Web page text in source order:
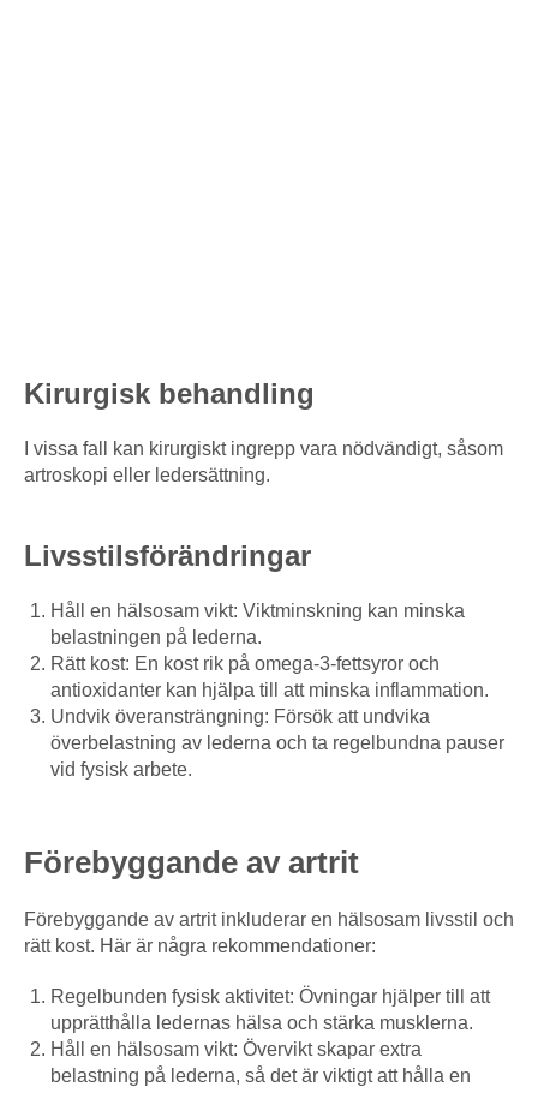
Kirurgisk behandling
I vissa fall kan kirurgiskt ingrepp vara nödvändigt, såsom
artroskopi eller ledersättning.
Livsstilsförändringar
Håll en hälsosam vikt: Viktminskning kan minska
belastningen på lederna.
Rätt kost: En kost rik på omega-3-fettsyror och
antioxidanter kan hjälpa till att minska inflammation.
Undvik överansträngning: Försök att undvika
överbelastning av lederna och ta regelbundna pauser
vid fysisk arbete.
Förebyggande av artrit
Förebyggande av artrit inkluderar en hälsosam livsstil och
rätt kost. Här är några rekommendationer:
Regelbunden fysisk aktivitet: Övningar hjälper till att
upprätthålla ledernas hälsa och stärka musklerna.
Håll en hälsosam vikt: Övervikt skapar extra
belastning på lederna, så det är viktigt att hålla en